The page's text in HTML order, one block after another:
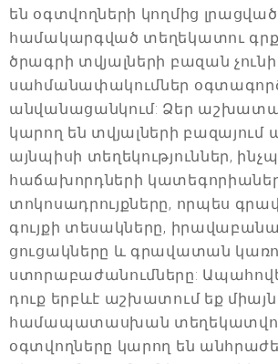
են օգտվողների կողմից լրացված
համակարգված տեղեկատու
ծրագրի տվյալների բազան չունի
սահմանափակումներ
անվանացանկում: Ձեր
կարող են տվյալների բազայում
այնպիսի տեղեկություններ,
հաճախորդների
տոկոսադրույքները, որպես
գույքի տեսակները,
ցուցակները և գրավատան
ստորաբաժանումները:
դուք երբևէ աշխատում եք միայն
համապատասխան
օգտվողները կարող են